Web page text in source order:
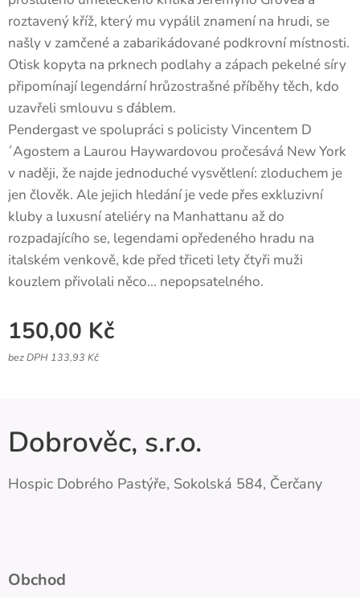
roztavený kříž, který mu vypálil znamení na hrudi, se
našly v zamčené a zabarikádované podkrovní místnosti.
Otisk kopyta na prknech podlahy a zápach pekelné síry
připomínají legendární hrůzostrašné příběhy těch, kdo
uzavřeli smlouvu s ďáblem.
Pendergast ve spolupráci s policisty Vincentem D
´Agostem a Laurou Haywardovou pročesává New York
v naději, že najde jednoduché vysvětlení: zloduchem je
jen člověk. Ale jejich hledání je vede přes exkluzivní
kluby a luxusní ateliéry na Manhattanu až do
rozpadajícího se, legendami opředeného hradu na
italském venkově, kde před třiceti lety čtyři muži
kouzlem přivolali něco... nepopsatelného.
150,00 Kč
bez DPH 133,93 Kč
Dobrověc, s.r.o.
Hospic Dobrého Pastýře, Sokolská 584, Čerčany
Obchod